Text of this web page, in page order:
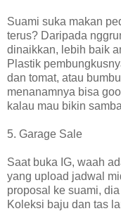
Suami suka makan
terus? Daripada
dinaikkan, lebih baik
Plastik
dan tomat, atau
menanamnya bisa
kalau mau bikin
5. Garage Sale
Saat buka IG, waah
yang upload jadwal
proposal ke suami,
Koleksi baju dan tas